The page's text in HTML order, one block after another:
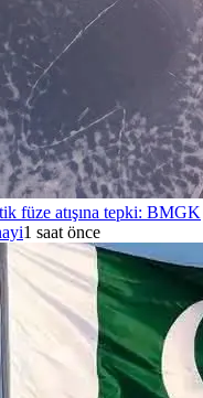
füze atışına tepki: BMGK
1 saat önce